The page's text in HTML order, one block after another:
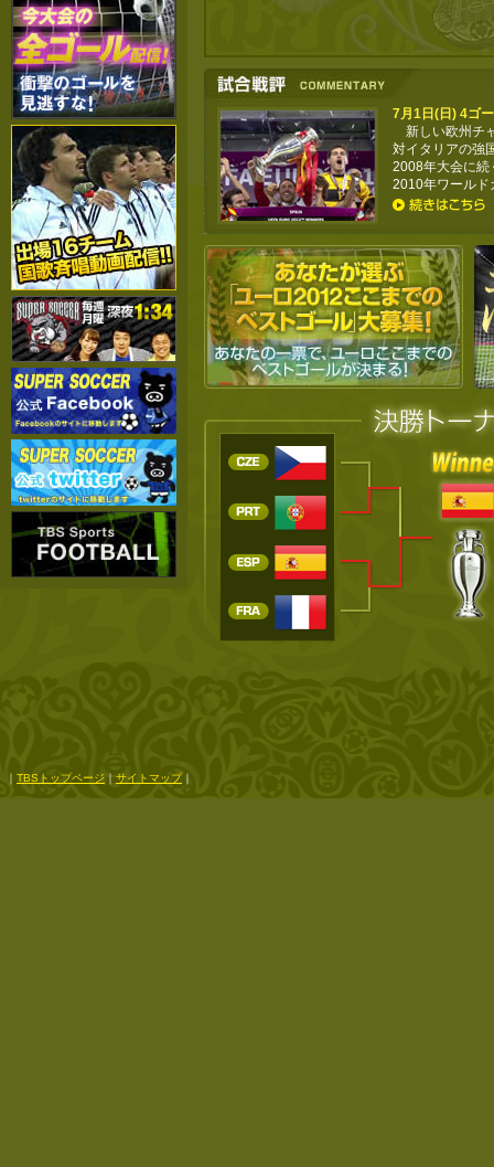
7月1日(日) 4ゴ
新しい欧州チ
対イタリアの強
2008年大会に続
2010年ワールド
｜ TBSトップページ ｜ サイトマップ｜